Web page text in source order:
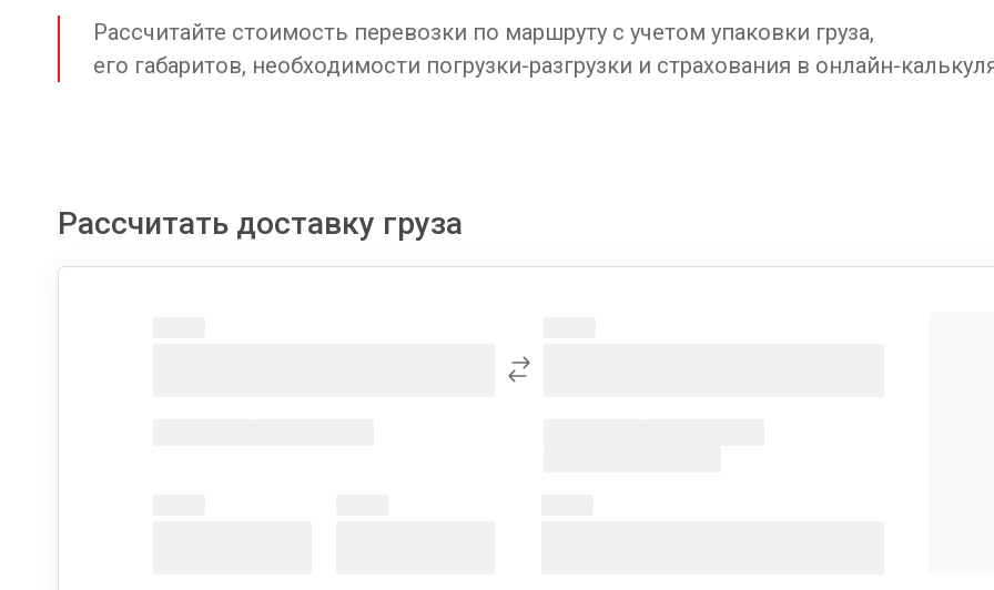
Рассчитайте стоимость перевозки по маршруту с учетом упаковки груза,
его габаритов, необходимости погрузки-разгрузки и страхования в онлайн-
Рассчитать доставку груза